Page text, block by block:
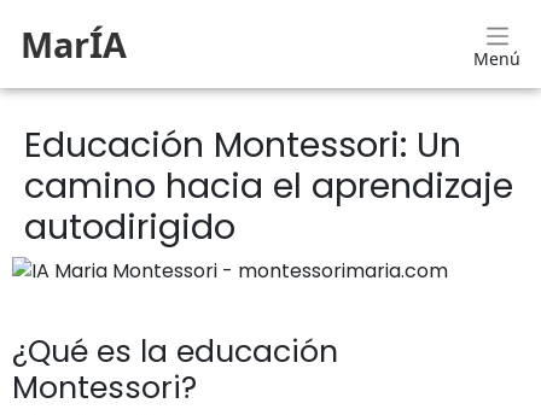
MarÍA Menú
Educación Montessori: Un
camino hacia el aprendizaje
autodirigido
¿Qué es la educación
Montessori?